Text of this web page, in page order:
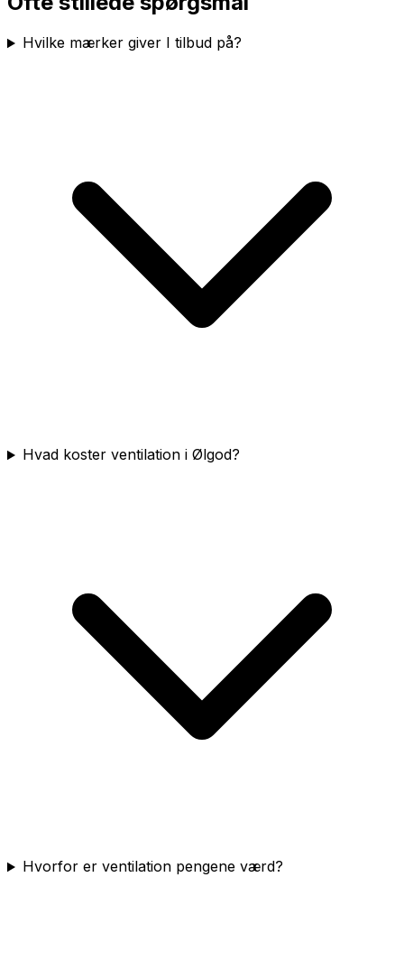
Hvilke mærker giver I tilbud på?
Hvad koster ventilation i Ølgod?
Hvorfor er ventilation pengene værd?